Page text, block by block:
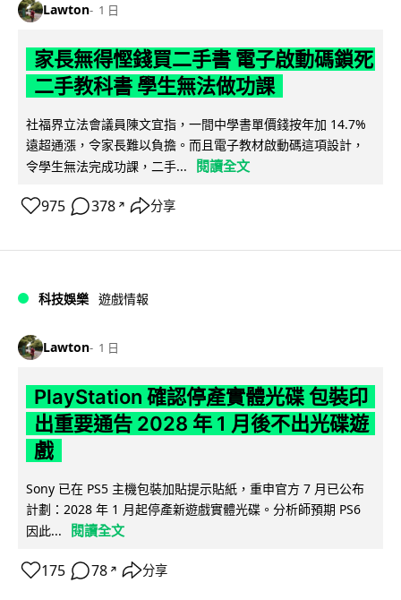
Lawton 1 日
家長無得慳錢買二手書 電子啟動碼鎖死
二手教科書 學生無法做功課
社福界立法會議員陳文宜指，一間中學書單價錢按年加 14.7%
遠超通漲，令家長難以負擔。而且電子教材啟動碼這項設計，
令學生無法完成功課，二手...
閱讀全文
975 378 ↗ 分享
科技娛樂 遊戲情報
Lawton 1 日
PlayStation 確認停產實體光碟 包裝印
出重要通告 2028 年 1 月後不出光碟遊
戲
Sony 已在 PS5 主機包裝加貼提示貼紙，重申官方 7 月已公布
計劃：2028 年 1 月起停產新遊戲實體光碟。分析師預期 PS6
因此...
閱讀全文
175 78 ↗ 分享